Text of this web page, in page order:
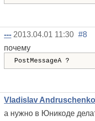
--- 2013.04.01 11:30 #8
почему
PostMessageA ?
Vladislav Andruschenko
а нужно в Юникоде